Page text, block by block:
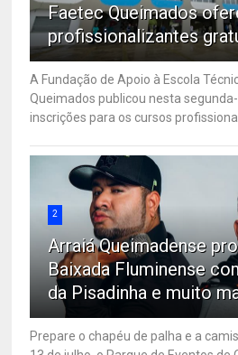
Faetec Queimados
profissionalizantes
A Fundação de Apoio à Escola
Queimados publicou nesta
inscrições para os cursos
2
Arraiá Queimadense
Baixada Fluminense
da Pisadinha e muito
Prepare o chapéu de palha e a